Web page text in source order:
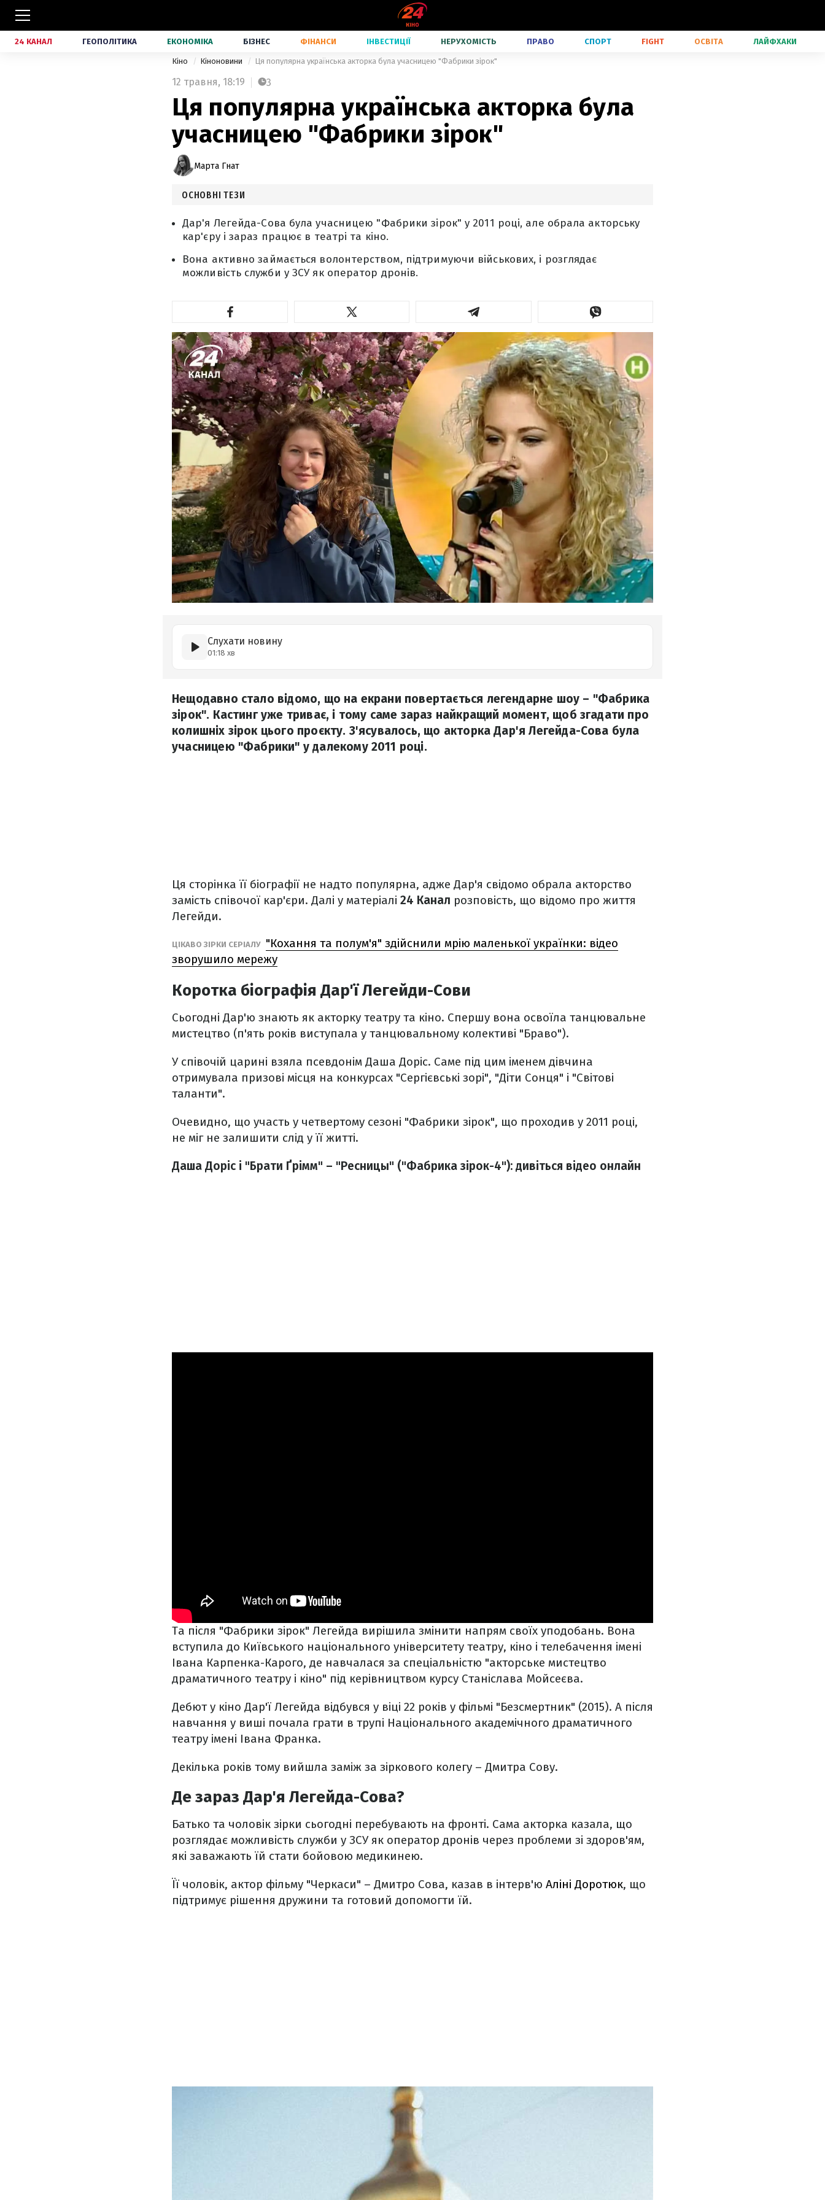
24 КАНАЛ ГЕОПОЛІТИКА ЕКОНОМІКА БІЗНЕС ФІНАНСИ ІНВЕСТИЦІЇ НЕРУХОМІСТЬ ПРАВО СПОРТ FIGHT ОСВІТА ЛАЙФХАКИ
Кіно Кіноновини Ця популярна українська акторка була учасницею "Фабрики зірок"
12 травня, 18:19 3
Ця популярна українська акторка була
учасницею "Фабрики зірок"
Марта Гнат
ОСНОВНІ ТЕЗИ
Дар'я Легейда-Сова була учасницею "Фабрики зірок" у 2011 році, але обрала акторську
кар'єру і зараз працює в театрі та кіно.
Вона активно займається волонтерством, підтримуючи військових, і розглядає
можливість служби у ЗСУ як оператор дронів.
Слухати новину
01:18 хв
Нещодавно стало відомо, що на екрани повертається легендарне шоу – "Фабрика
зірок". Кастинг уже триває, і тому саме зараз найкращий момент, щоб згадати про
колишніх зірок цього проєкту. З'ясувалось, що акторка Дар'я Легейда-Сова була
учасницею "Фабрики" у далекому 2011 році.
Ця сторінка її біографії не надто популярна, адже Дар'я свідомо обрала акторство
замість співочої кар'єри. Далі у матеріалі 24 Канал розповість, що відомо про життя
Легейди.
ЦІКАВО ЗІРКИ СЕРІАЛУ "Кохання та полум'я" здійснили мрію маленької українки: відео
зворушило мережу
Коротка біографія Дар'ї Легейди-Сови
Сьогодні Дар'ю знають як акторку театру та кіно. Спершу вона освоїла танцювальне
мистецтво (п'ять років виступала у танцювальному колективі "Браво").
У співочій царині взяла псевдонім Даша Доріс. Саме під цим іменем дівчина
отримувала призові місця на конкурсах "Сергієвські зорі", "Діти Сонця" і "Світові
таланти".
Очевидно, що участь у четвертому сезоні "Фабрики зірок", що проходив у 2011 році,
не міг не залишити слід у її житті.
Даша Доріс і "Брати Ґрімм" – "Ресницы" ("Фабрика зірок-4"): дивіться відео онлайн
Та після "Фабрики зірок" Легейда вирішила змінити напрям своїх уподобань. Вона
вступила до Київського національного університету театру, кіно і телебачення імені
Івана Карпенка-Карого, де навчалася за спеціальністю "акторське мистецтво
драматичного театру і кіно" під керівництвом курсу Станіслава Мойсеєва.
Дебют у кіно Дар'ї Легейда відбувся у віці 22 років у фільмі "Безсмертник" (2015). А після
навчання у виші почала грати в трупі Національного академічного драматичного
театру імені Івана Франка.
Декілька років тому вийшла заміж за зіркового колегу – Дмитра Сову.
Де зараз Дар'я Легейда-Сова?
Батько та чоловік зірки сьогодні перебувають на фронті. Сама акторка казала, що
розглядає можливість служби у ЗСУ як оператор дронів через проблеми зі здоров'ям,
які заважають їй стати бойовою медикинею.
Її чоловік, актор фільму "Черкаси" – Дмитро Сова, казав в інтерв'ю Аліні Доротюк, що
підтримує рішення дружини та готовий допомогти їй.